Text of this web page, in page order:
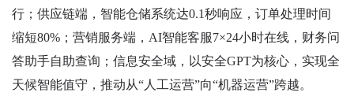
行；供应链端，智能仓储系统达0.1秒响应，订单处理时间
缩短80%；营销服务端，AI智能客服7×24小时在线，财务问
答助手自助查询；信息安全域，以安全GPT为核心，实现全
天候智能值守，推动从“人工运营”向“机器运营”跨越。